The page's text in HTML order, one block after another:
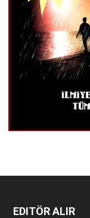
EDITÖR ALIR